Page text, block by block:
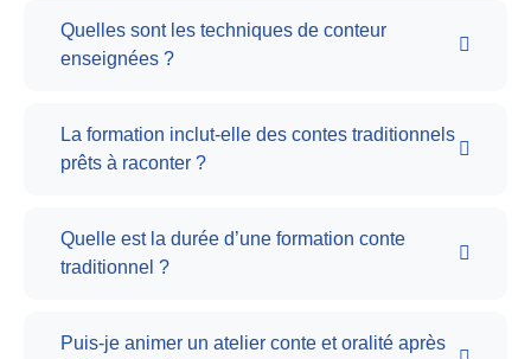
Quelles sont les techniques de conteur
enseignées ?
La formation inclut-elle des contes traditionnels
prêts à raconter ?
Quelle est la durée d’une formation conte
traditionnel ?
Puis-je animer un atelier conte et oralité après